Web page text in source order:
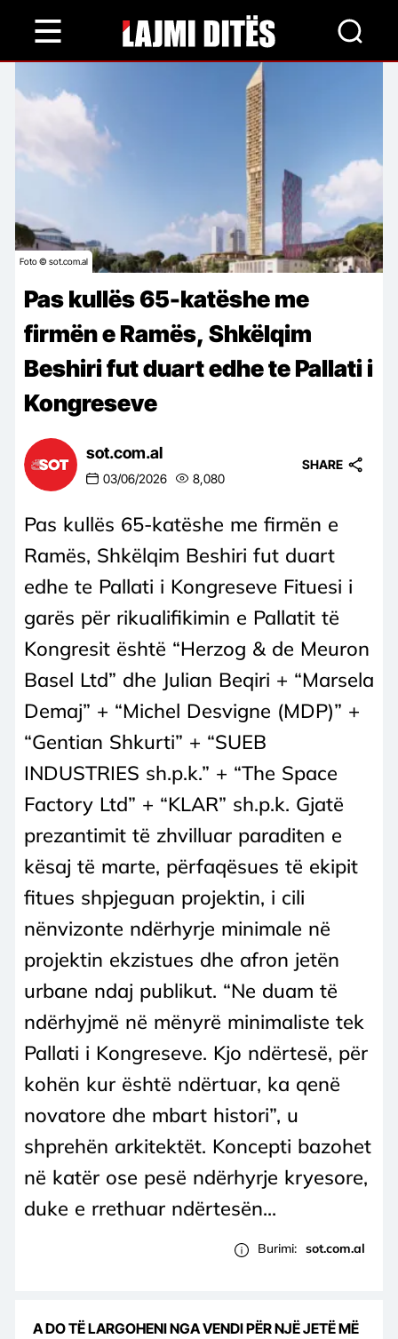
content
Foto © sot.com.al
Pas kullës 65-katëshe me
firmën e Ramës, Shkëlqim
Beshiri fut duart edhe te Pallati i
Kongreseve
sot.com.al
03/06/2026 8,080
SHARE
Pas kullës 65-katëshe me firmën e
Ramës, Shkëlqim Beshiri fut duart
edhe te Pallati i Kongreseve Fituesi i
garës për rikualifikimin e Pallatit të
Kongresit është “Herzog & de Meuron
Basel Ltd” dhe Julian Beqiri + “Marsela
Demaj” + “Michel Desvigne (MDP)” +
“Gentian Shkurti” + “SUEB
INDUSTRIES sh.p.k.” + “The Space
Factory Ltd” + “KLAR” sh.p.k. Gjatë
prezantimit të zhvilluar paraditen e
kësaj të marte, përfaqësues të ekipit
fitues shpjeguan projektin, i cili
nënvizonte ndërhyrje minimale në
projektin ekzistues dhe afron jetën
urbane ndaj publikut. “Ne duam të
ndërhyjmë në mënyrë minimaliste tek
Pallati i Kongreseve. Kjo ndërtesë, për
kohën kur është ndërtuar, ka qenë
novatore dhe mbart histori”, u
shprehën arkitektët. Koncepti bazohet
në katër ose pesë ndërhyrje kryesore,
duke e rrethuar ndërtesën...
Burimi: sot.com.al
A DO TË LARGOHENI NGA VENDI PËR NJË JETË MË